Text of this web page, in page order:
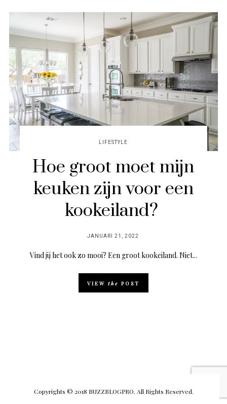
LIFESTYLE
Hoe groot moet mijn
keuken zijn voor een
kookeiland?
POSTED
JANUARI 21, 2022
Vind jij het ook zo mooi? Een groot kookeiland. Niet...
VIEW the POST
Copyrights © 2018 BUZZBLOGPRO. All Rights Reserved.